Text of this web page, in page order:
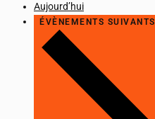
Aujourd’hui
ÉVÈNEMENTS SUIVANTS